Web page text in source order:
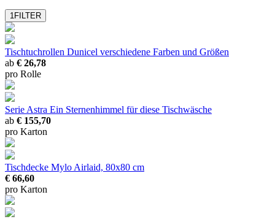
1FILTER
Tischtuchrollen Dunicel verschiedene Farben und Größen
ab € 26,78
pro Rolle
Serie Astra Ein Sternenhimmel für diese Tischwäsche
ab € 155,70
pro Karton
Tischdecke Mylo Airlaid, 80x80 cm
€ 66,60
pro Karton